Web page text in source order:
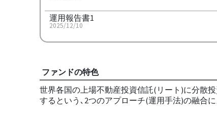
運用報告書1
2025/12/10
ファンドの特色
世界各国の上場不動産投資信託(リート)に分散
するという､2つのアプローチ(運用手法)の融合